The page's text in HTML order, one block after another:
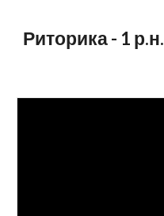
Риторика - 1 р.н.